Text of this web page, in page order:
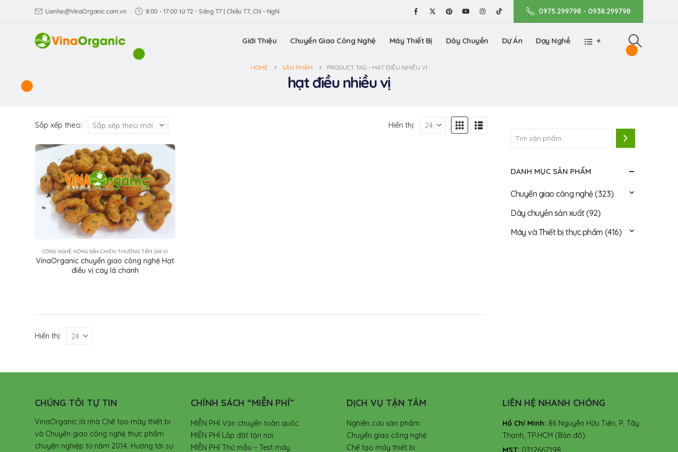
Lienhe@VinaOrganic.com.vn 8:00 - 17:00 từ T2 - Sáng T7 | Chiều T7, CN - Nghỉ 0975.299798 - 0938.299798
Giới Thiệu Chuyển Giao Công Nghệ Máy Thiết Bị Dây Chuyền Dự Án Dạy Nghề +
HOME SẢN PHẨM PRODUCT TAG - HẠT ĐIỀU NHIỀU VỊ
hạt điều nhiều vị
Sắp xếp theo: Hiển thị:
CÔNG NGHỆ NÔNG SẢN CHIÊN THƯỜNG TẨM GIA VỊ
VinaOrganic chuyển giao công nghệ Hạt
điều vị cay lá chanh
Hiển thị:
DANH MỤC SẢN PHẨM
Chuyển giao công nghệ(323)
Dây chuyền sản xuất(92)
Máy và Thiết bị thực phẩm (416)
CHÚNG TÔI TỰ TIN
VinaOrganic là nhà Chế tạo máy thiết bị
và Chuyển giao công nghệ thực phẩm
chuyên nghiệp từ năm 2014. Hướng tới sự
CHÍNH SÁCH “MIỄN PHÍ”
MIỄN PHÍ Vận chuyển toàn quốc
MIỄN PHÍ Lắp đặt tận nơi
MIỄN PHÍ Thử mẫu – Test máy
DỊCH VỤ TẬN TÂM
Nghiên cứu sản phẩm
Chuyển giao công nghệ
Chế tạo máy thiết bị
LIÊN HỆ NHANH CHÓNG
Hồ Chí Minh: 86 Nguyễn Hữu Tiến, P. Tây
Thạnh, TP.HCM (Bản đồ)
MST: 0312667198